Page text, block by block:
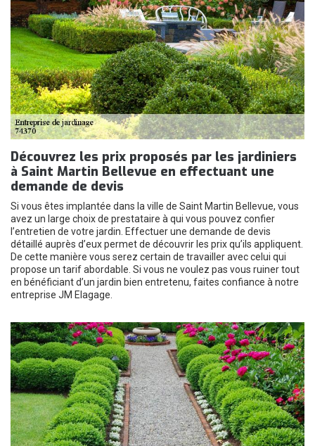
Découvrez les prix proposés par les jardiniers
à Saint Martin Bellevue en effectuant une
demande de devis
Si vous êtes implantée dans la ville de Saint Martin Bellevue, vous
avez un large choix de prestataire à qui vous pouvez confier
l’entretien de votre jardin. Effectuer une demande de devis
détaillé auprès d’eux permet de découvrir les prix qu’ils appliquent.
De cette manière vous serez certain de travailler avec celui qui
propose un tarif abordable. Si vous ne voulez pas vous ruiner tout
en bénéficiant d’un jardin bien entretenu, faites confiance à notre
entreprise JM Elagage.